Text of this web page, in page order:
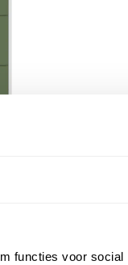
functies voor